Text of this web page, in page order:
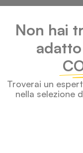
Non hai
Troverai un
nella selezione